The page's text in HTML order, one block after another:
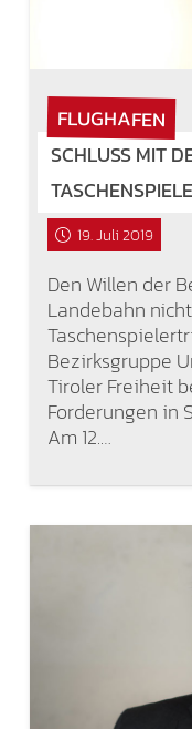
FLUGHAFEN
SCHLUSS MIT
19. Juli 2019
Den Willen der
Landebahn
Bezirksgruppe
Tiroler Freiheit
Forderungen in
Am 12.…